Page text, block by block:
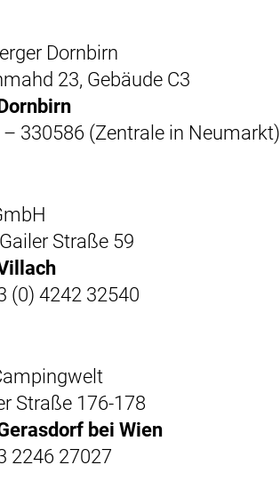
Dornbirn
23, Gebäude C3
330586 (Zentrale in Neumarkt)
Straße 59
(0) 4242 32540
Straße 176-178
bei Wien
2246 27027